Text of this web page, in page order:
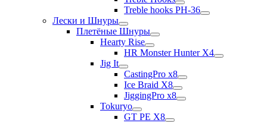
Treble hooks PH-36
Лески и Шнуры
Плетёные Шнуры
Hearty Rise
HR Monster Hunter X4
Jig It
CastingPro x8
Ice Braid X8
JiggingPro x8
Tokuryo
GT PE X8